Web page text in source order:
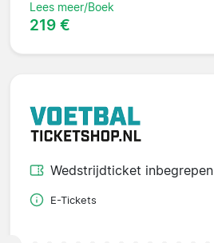
Lees meer/Boek
219 €
Wedstrijdticket inbegrepen
E-Tickets